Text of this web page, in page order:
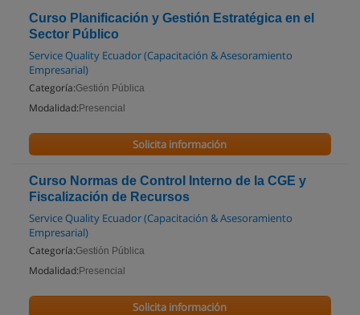
Curso Planificación y Gestión Estratégica en el
Sector Público
Service Quality Ecuador (Capacitación & Asesoramiento
Empresarial)
Categoría:Gestión Pública
Modalidad: Presencial
Solicita información
Curso Normas de Control Interno de la CGE y
Fiscalización de Recursos
Service Quality Ecuador (Capacitación & Asesoramiento
Empresarial)
Categoría:Gestión Pública
Modalidad: Presencial
Solicita información